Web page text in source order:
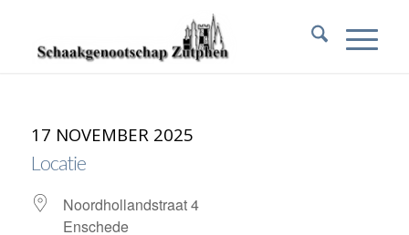
17 NOVEMBER 2025
Locatie
Noordhollandstraat 4
Enschede